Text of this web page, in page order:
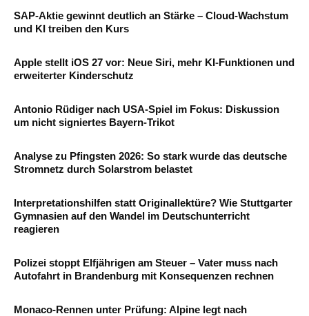
SAP-Aktie gewinnt deutlich an Stärke – Cloud-Wachstum
und KI treiben den Kurs
Apple stellt iOS 27 vor: Neue Siri, mehr KI-Funktionen und
erweiterter Kinderschutz
Antonio Rüdiger nach USA-Spiel im Fokus: Diskussion
um nicht signiertes Bayern-Trikot
Analyse zu Pfingsten 2026: So stark wurde das deutsche
Stromnetz durch Solarstrom belastet
Interpretationshilfen statt Originallektüre? Wie Stuttgarter
Gymnasien auf den Wandel im Deutschunterricht
reagieren
Polizei stoppt Elfjährigen am Steuer – Vater muss nach
Autofahrt in Brandenburg mit Konsequenzen rechnen
Monaco-Rennen unter Prüfung: Alpine legt nach